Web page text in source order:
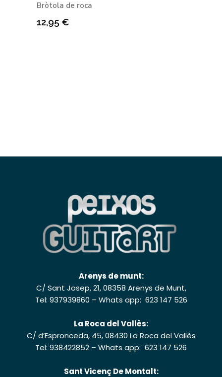
Bròtola de roca
12,95 €
Arenys de munt:
C/ Sant Josep, 21, 08358 Arenys de Munt,
Tel: 937939860 – Whats app: 623 147 526
La Roca del Vallès:
C/ d’Espronceda, 45, 08430 La Roca del Vallès
Tel: 938422852 – Whats app: 623 147 526
Sant Vicenç De Montalt: